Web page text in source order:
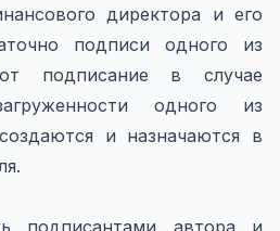
директора и его
подписи одного из
подписание в случае
одного из
и назначаются в
подписантами автора и